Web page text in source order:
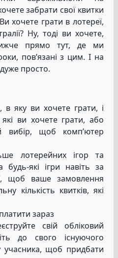
забрати свої квитки
хочете грати в лотереї,
Ну, тоді ви хочете,
прямо тут, де ми
пов’язані з цим. І на
просто.
в яку ви хочете грати, і
ви хочете грати, або
вибір, щоб комп’ютер
лотерейних ігор та
будь-які ігри навіть за
щоб ваше замовлення
кількість квитків, які
зараз
свій обліковий
до свого існуючого
учасника, щоб придбати